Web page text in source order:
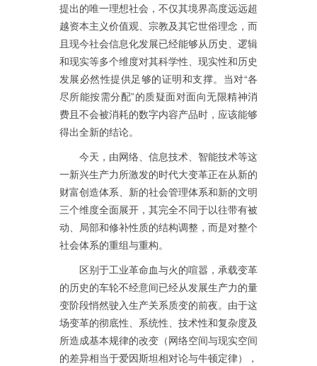
提出的唯一理想社会，不仅其境界高度远远超
越资本主义价值观、宗教及其它世俗理念，而
且现今社会信息化发展已经能够从历史、逻辑
和现实等多个维度对其科学性、现实性和历史
发展必然性提供足够的证明和支撑。当对“各
尽所能按需分配”的质疑面对面向无限精神消
费且不会被消耗的数字内容产品时，应该能够
得出全新的结论。
今天，由网络、信息技术、智能技术等这
一新兴生产力所激发的时代大变革正在从新的
财富创造体系、新的社会管理体系和新的文明
三个维度全面展开，其完全不同于以往带有被
动、局部和修补性质的结构调整，而是对整个
社会体系的重组与重构。
区别于工业革命血与火的喧嚣，承载变革
的历史的车轮不经意间已经从发展生产力的量
变阶段悄然驶入生产关系质变的前夜。由于这
场变革的彻底性、系统性、技术性和复杂度及
所造成基本规律的改变（网络空间与现实空间
的差异相当于爱因斯坦相对论与牛顿定律），